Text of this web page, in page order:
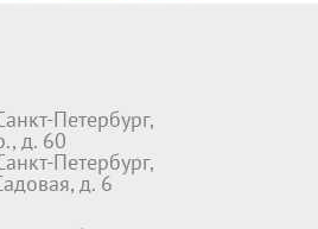
Петербург,
д. 60
Петербург,
д. 6